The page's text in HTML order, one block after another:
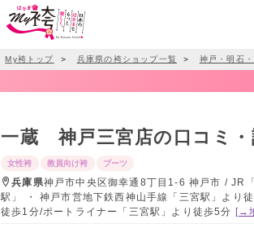
My袴トップ ＞ 兵庫県の袴ショップ一覧 ＞ 神戸・明石
一蔵 神戸三宮店の口コミ・
女性袴 教員向け袴 ブーツ
兵庫県神戸市中央区御幸通8丁目1-6 神戸市 / JR
駅」 ・ 神戸市営地下鉄西神山手線「三宮駅」より
徒歩1分/ポートライナー「三宮駅」より徒歩5分 [→